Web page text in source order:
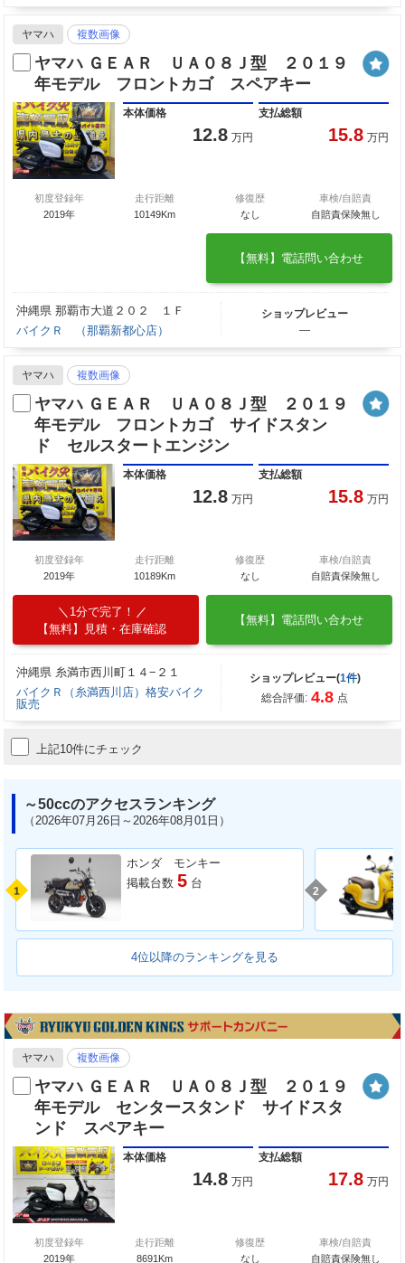
ヤマハ 複数画像
ヤマハ ＧＥＡＲ ＵＡ０８Ｊ型 ２０１９
年モデル フロントカゴ スペアキー
本体価格
12.8 万円
支払総額
15.8 万円
初度登録年
2019年
走行距離
10149Km
修復歴
なし
車検/自賠責
自賠責保険無し
【無料】電話問い合わせ
沖縄県 那覇市大道２０２ １Ｆ
バイクＲ （那覇新都心店）
ショップレビュー
―
ヤマハ 複数画像
ヤマハ ＧＥＡＲ ＵＡ０８Ｊ型 ２０１９
年モデル フロントカゴ サイドスタン
ド セルスタートエンジン
本体価格
12.8 万円
支払総額
15.8 万円
初度登録年
2019年
走行距離
10189Km
修復歴
なし
車検/自賠責
自賠責保険無し
1分で完了！
【無料】見積・在庫確認
【無料】電話問い合わせ
沖縄県 糸満市西川町１４−２１
バイクＲ（糸満西川店）格安バイク
販売
ショップレビュー(1件)
総合評価: 4.8 点
上記10件にチェック
～50ccのアクセスランキング
（2026年07月26日～2026年08月01日）
1
ホンダ モンキー
掲載台数 5 台
2
4位以降のランキングを見る
ヤマハ 複数画像
ヤマハ ＧＥＡＲ ＵＡ０８Ｊ型 ２０１９
年モデル センタースタンド サイドスタ
ンド スペアキー
本体価格
14.8 万円
支払総額
17.8 万円
初度登録年
2019年
走行距離
8691Km
修復歴
なし
車検/自賠責
自賠責保険無し